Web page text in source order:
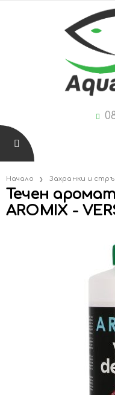
Начало Захранки и
Течен
AROMIX -